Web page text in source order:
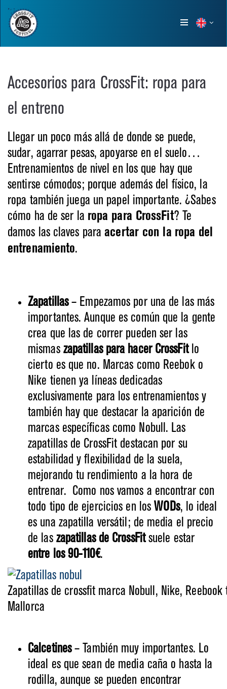
Show
Accesorios para CrossFit: ropa para
el entreno
Llegar un poco más allá de donde se puede,
sudar, agarrar pesas, apoyarse en el suelo…
Entrenamientos de nivel en los que hay que
sentirse cómodos; porque además del físico, la
ropa también juega un papel importante. ¿Sabes
cómo ha de ser la ropa para CrossFit? Te
damos las claves paraacertar con la ropa del
entrenamiento.
Zapatillas– Empezamos por una de las más
importantes. Aunque es común que la gente
crea que las de correr pueden ser las
mismas zapatillas para hacer CrossFit lo
cierto es que no. Marcas como Reebok o
Nike tienen ya líneas dedicadas
exclusivamente para los entrenamientos y
también hay que destacar la aparición de
marcas específicas como Nobull. Las
zapatillas de CrossFit destacan por su
estabilidad y flexibilidad de la suela,
mejorando tu rendimiento a la hora de
entrenar. Como nos vamos a encontrar con
todo tipo de ejercicios en losWODs, lo ideal
es una zapatilla versátil; de media el precio
de las zapatillas de CrossFitsuele estar
entre los 90-110€.
Zapatillas de crossfit marca Nobull, Nike, Reebook
Mallorca
Calcetines– También muy importantes. Lo
ideal es que sean de media caña o hasta la
rodilla, aunque se pueden encontrar